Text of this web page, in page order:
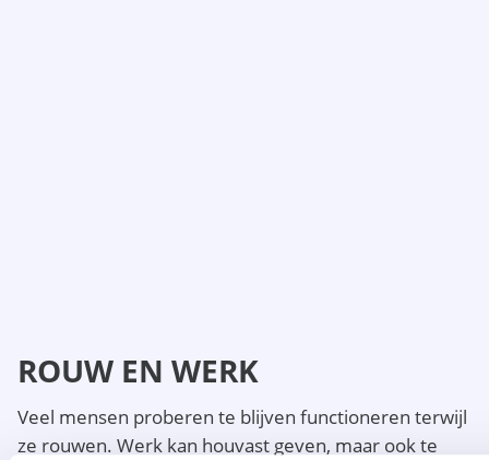
ROUW EN WERK
Veel mensen proberen te blijven functioneren terwijl
ze rouwen. Werk kan houvast geven, maar ook te